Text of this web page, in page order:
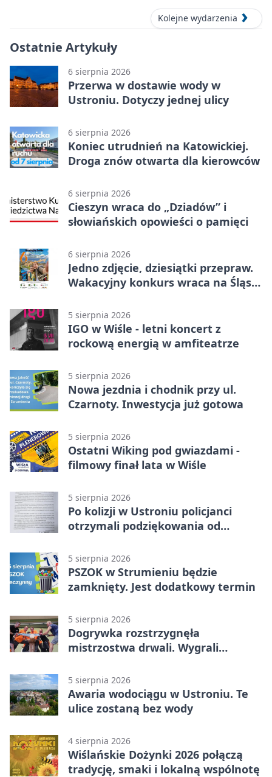
Kolejne wydarzenia
Ostatnie Artykuły
6 sierpnia 2026
Przerwa w dostawie wody w
Ustroniu. Dotyczy jednej ulicy
6 sierpnia 2026
Koniec utrudnień na Katowickiej.
Droga znów otwarta dla kierowców
6 sierpnia 2026
Cieszyn wraca do „Dziadów” i
słowiańskich opowieści o pamięci
6 sierpnia 2026
Jedno zdjęcie, dziesiątki przepraw.
Wakacyjny konkurs wraca na Śląsk
5 sierpnia 2026
IGO w Wiśle - letni koncert z
rockową energią w amfiteatrze
5 sierpnia 2026
Nowa jezdnia i chodnik przy ul.
Czarnoty. Inwestycja już gotowa
5 sierpnia 2026
Ostatni Wiking pod gwiazdami -
filmowy finał lata w Wiśle
5 sierpnia 2026
Po kolizji w Ustroniu policjanci
otrzymali podziękowania od
5 sierpnia 2026
PSZOK w Strumieniu będzie
zamknięty. Jest dodatkowy termin
5 sierpnia 2026
Dogrywka rozstrzygnęła
mistrzostwa drwali. Wygrali
5 sierpnia 2026
Awaria wodociągu w Ustroniu. Te
ulice zostaną bez wody
4 sierpnia 2026
Wiślańskie Dożynki 2026 połączą
tradycję, smaki i lokalną wspólnotę